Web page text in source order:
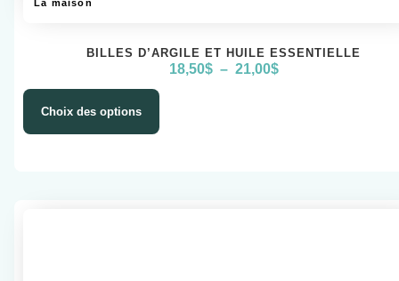
La maison
BILLES D’ARGILE ET HUILE ESSENTIELLE
18,50$ – 21,00$
Choix des options